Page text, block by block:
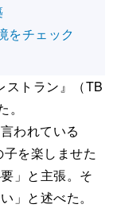
をチェック
トラン』（TB
われている
を楽しませた
」と主張。そ
」と述べた。